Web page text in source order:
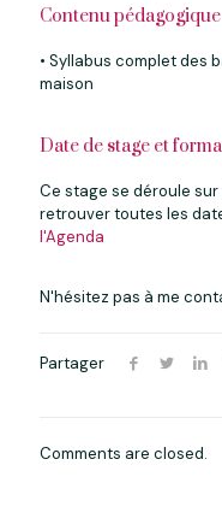
Contenu pédagogique
• Syllabus complet des
maison
Date de stage et
Ce stage se déroule
retrouver toutes les
l'Agenda
N'hésitez pas à me
Partager
Comments are closed.